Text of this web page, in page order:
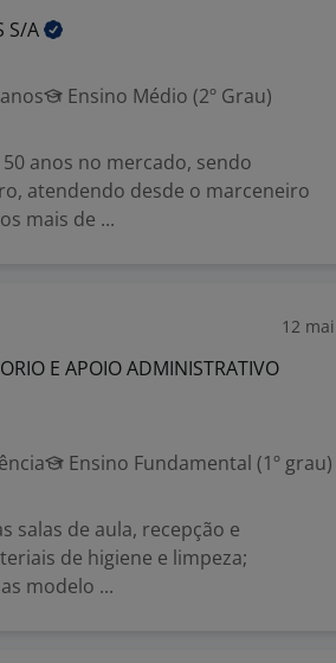
S/A
Ensino Médio (2º Grau)
anos no mercado, sendo
atendendo desde o marceneiro
mais de ...
12 mai
E APOIO ADMINISTRATIVO
Ensino Fundamental (1º grau)
salas de aula, recepção e
de higiene e limpeza;
modelo ...